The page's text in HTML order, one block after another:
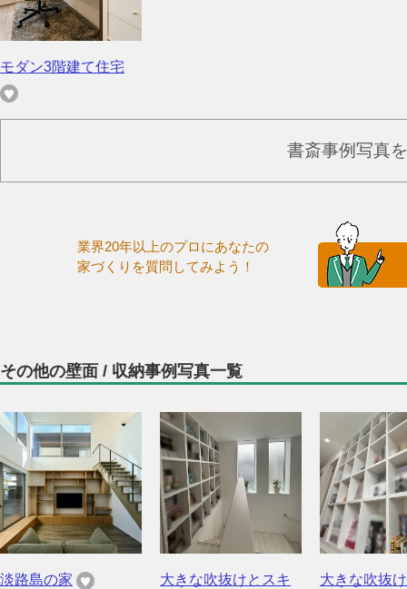
モダン3階建て住宅
書斎事例写真
業界20年以上のプロにあなたの
家づくりを質問してみよう！
その他の壁面 / 収納事例写真一覧
淡路島の家
大きな吹抜けとスキ
大きな吹抜